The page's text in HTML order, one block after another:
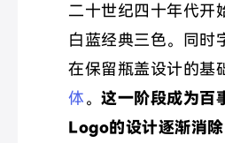
二十世纪四十年代开
白蓝经典三色。同时
在保留瓶盖设计的基
体。 这一阶段成为百
Logo的设计逐渐消